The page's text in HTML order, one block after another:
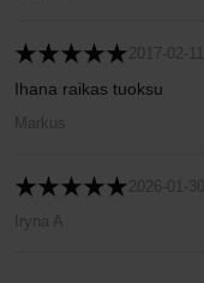
2017-02-11
Ihana raikas tuoksu
Markus
2026-01-30
Iryna A